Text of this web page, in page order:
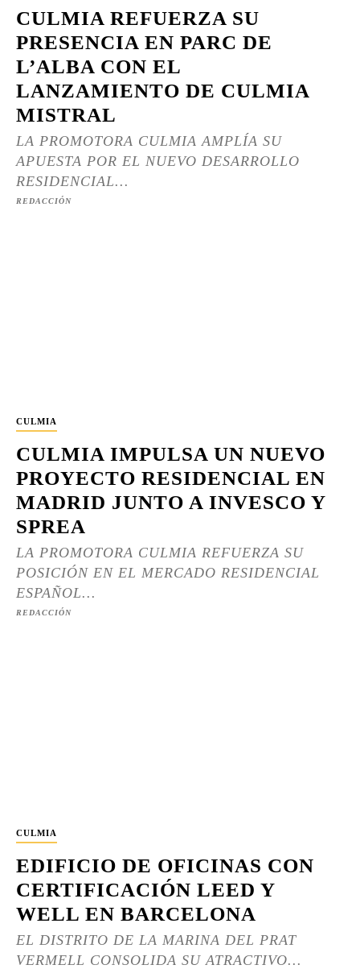
CULMIA REFUERZA SU
PRESENCIA EN PARC DE
L’ALBA CON EL
LANZAMIENTO DE CULMIA
MISTRAL
LA PROMOTORA CULMIA AMPLÍA SU
APUESTA POR EL NUEVO DESARROLLO
RESIDENCIAL...
REDACCIÓN
CULMIA
CULMIA IMPULSA UN NUEVO
PROYECTO RESIDENCIAL EN
MADRID JUNTO A INVESCO Y
SPREA
LA PROMOTORA CULMIA REFUERZA SU
POSICIÓN EN EL MERCADO RESIDENCIAL
ESPAÑOL...
REDACCIÓN
CULMIA
EDIFICIO DE OFICINAS CON
CERTIFICACIÓN LEED Y
WELL EN BARCELONA
EL DISTRITO DE LA MARINA DEL PRAT
VERMELL CONSOLIDA SU ATRACTIVO...